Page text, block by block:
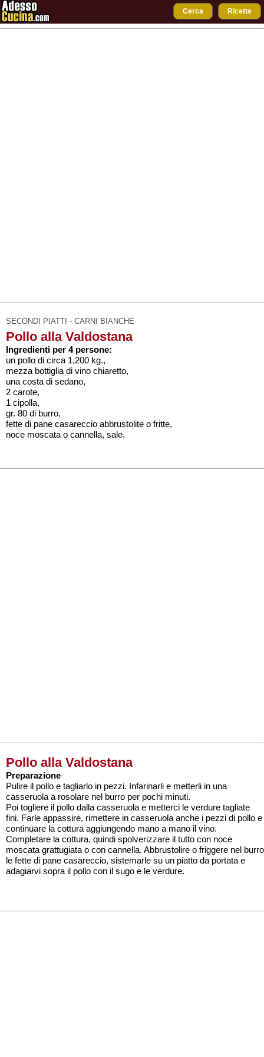
Cerca Ricette
SECONDI PIATTI - CARNI BIANCHE
Pollo alla Valdostana
Ingredienti per 4 persone:
un pollo di circa 1,200 kg.,
mezza bottiglia di vino chiaretto,
una costa di sedano,
2 carote,
1 cipolla,
gr. 80 di burro,
fette di pane casareccio abbrustolite o fritte,
noce moscata o cannella, sale.
Pollo alla Valdostana
Preparazione
Pulire il pollo e tagliarlo in pezzi. Infarinarli e metterli in una
casseruola a rosolare nel burro per pochi minuti.
Poi togliere il pollo dalla casseruola e metterci le verdure tagliate
fini. Farle appassire, rimettere in casseruola anche i pezzi di pollo e
continuare la cottura aggiungendo mano a mano il vino.
Completare la cottura, quindi spolverizzare il tutto con noce
moscata grattugiata o con cannella. Abbrustolire o friggere nel burro
le fette di pane casareccio, sistemarle su un piatto da portata e
adagiarvi sopra il pollo con il sugo e le verdure.